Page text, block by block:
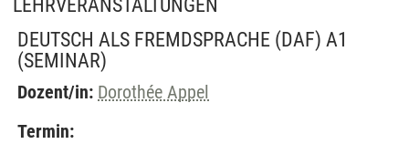
LEHRVERANSTALTUNGEN
DEUTSCH ALS FREMDSPRACHE (DAF) A1
(SEMINAR)
Dozent/in: Dorothée Appel
Termin: